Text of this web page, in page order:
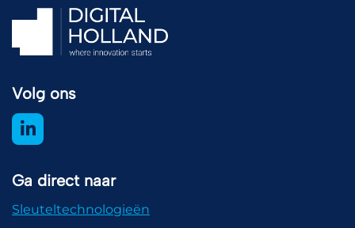
Volg ons
Ga direct naar
Sleuteltechnologieën